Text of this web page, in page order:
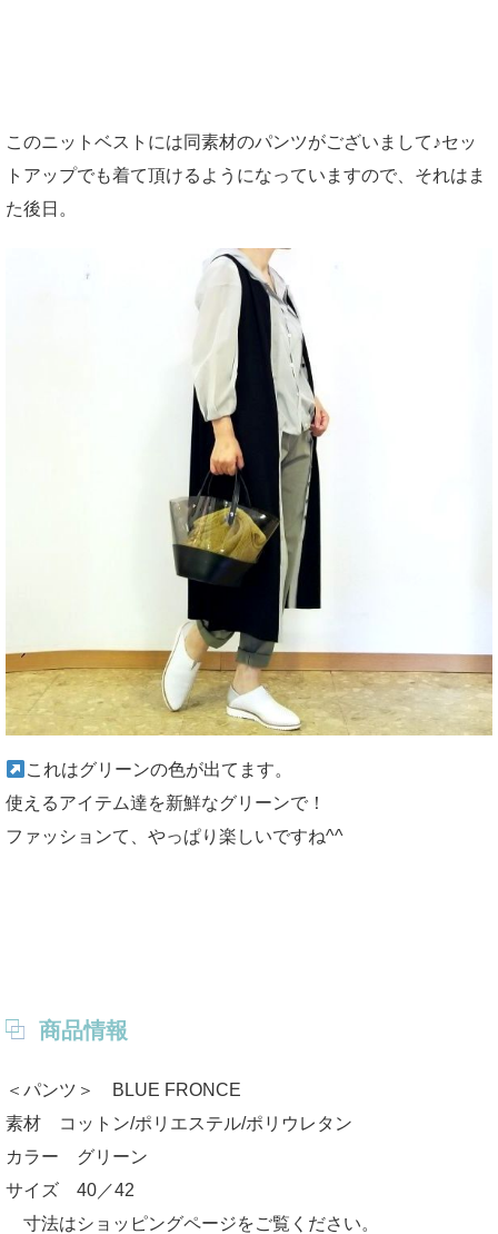
このニットベストには同素材のパンツがございまして♪セッ
トアップでも着て頂けるようになっていますので、それはま
た後日。
これはグリーンの色が出てます。
使えるアイテム達を新鮮なグリーンで！
ファッションて、やっぱり楽しいですね^^
商品情報
＜パンツ＞ BLUE FRONCE
素材 コットン/ポリエステル/ポリウレタン
カラー グリーン
サイズ 40／42
寸法はショッピングページをご覧ください。